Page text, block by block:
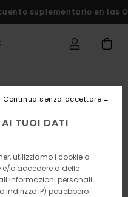
suplementario en las
TUOI DATI
utilizziamo i cookie o
e/o accedere a delle
informazioni personali
IP) potrebbero
Continua senza accettare